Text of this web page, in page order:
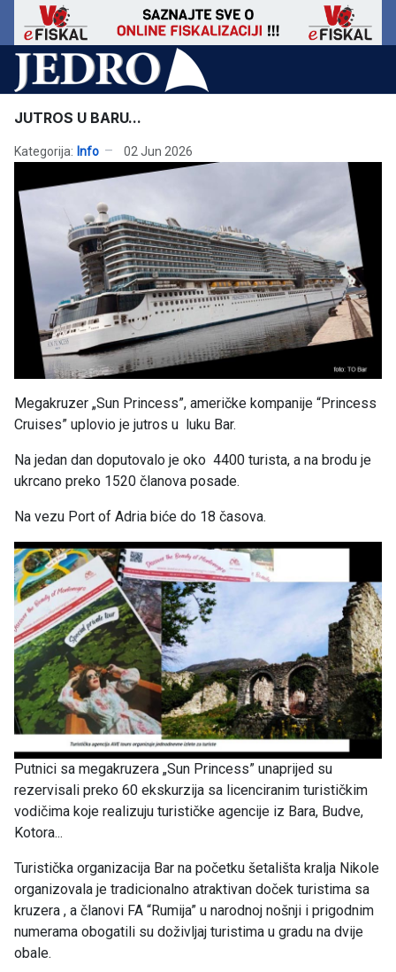
JUTROS U BARU...
Kategorija: Info 02 Jun 2026
Megakruzer „Sun Princess”, američke kompanije “Princess
Cruises” uplovio je jutros u luku Bar.
Na jedan dan doputovalo je oko 4400 turista, a na brodu je
ukrcano preko 1520 članova posade.
Na vezu Port of Adria biće do 18 časova.
Putnici sa megakruzera „Sun Princess” unaprijed su
rezervisali preko 60 ekskurzija sa licenciranim turističkim
vodičima koje realizuju turističke agencije iz Bara, Budve,
Kotora...
Turistička organizacija Bar na početku šetališta kralja Nikole
organizovala je tradicionalno atraktivan doček turistima sa
kruzera , a članovi FA “Rumija” u narodnoj nošnji i prigodnim
numerama obogatili su doživljaj turistima u gradu na dvije
obale.